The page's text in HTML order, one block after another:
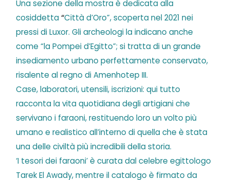
Una sezione della mostra è dedicata alla
cosiddetta“Città d’Oro”, scoperta nel 2021 nei
pressi di Luxor. Gli archeologi la indicano anche
come “la Pompei d’Egitto”; si tratta di un grande
insediamento urbano perfettamente conservato,
risalente al regno di Amenhotep III.
Case, laboratori, utensili, iscrizioni: qui tutto
racconta la vita quotidiana degli artigiani che
servivano i faraoni, restituendo loro un volto più
umano e realistico all’interno di quella che è stata
una delle civiltà più incredibili della storia.
‘I tesori dei faraoni’ è curata dal celebre egittologo
Tarek El Awady, mentre il catalogo è firmato da